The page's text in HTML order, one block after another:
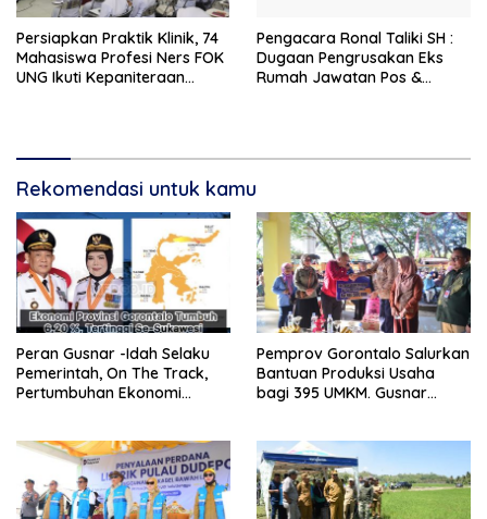
Persiapkan Praktik Klinik, 74
Mahasiswa Profesi Ners FOK
UNG Ikuti Kepaniteraan
Pengacara Ronal Taliki SH :
Dugaan Pengrusakan Eks
Rumah Jawatan Pos &
Profesional
Rekomendasi untuk kamu
Peran Gusnar -Idah Selaku
Pemerintah, On The Track,
Pertumbuhan Ekonomi
Pemprov Gorontalo Salurkan
Bantuan Produksi Usaha
bagi 395 UMKM. Gusnar
Bukan Konsumsi